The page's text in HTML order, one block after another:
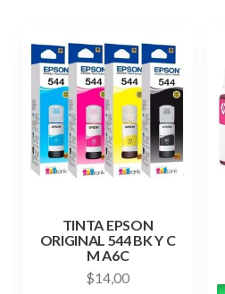
TINTA EPSON
ORIGINAL 544 BK Y C
M A6C
$14,00